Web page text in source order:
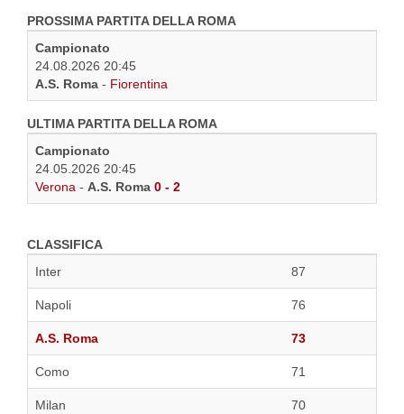
PROSSIMA PARTITA DELLA ROMA
Campionato
24.08.2026 20:45
A.S. Roma - Fiorentina
ULTIMA PARTITA DELLA ROMA
Campionato
24.05.2026 20:45
Verona - A.S. Roma 0 - 2
CLASSIFICA
Inter
87
Napoli 76
A.S. Roma 73
Como 71
Milan 70